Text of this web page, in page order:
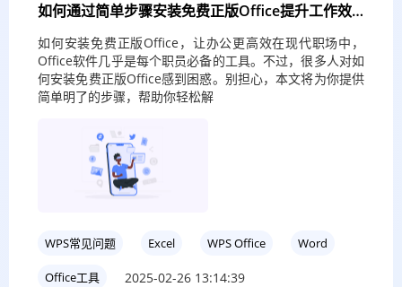
如何通过简单步骤安装免费正版Office提升工作效
如何安装免费正版Office，让办公更高效在现代职场中，
Office软件几乎是每个职员必备的工具。不过，很多人对如
何安装免费正版Office感到困惑。别担心，本文将为你提供
简单明了的步骤，帮助你轻松解
WPS常见问题 Excel WPS Office Word
Office工具 2025-02-26 13:14:39